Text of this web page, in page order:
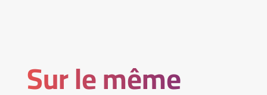
Sur le même